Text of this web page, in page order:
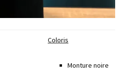
Coloris
Monture noire